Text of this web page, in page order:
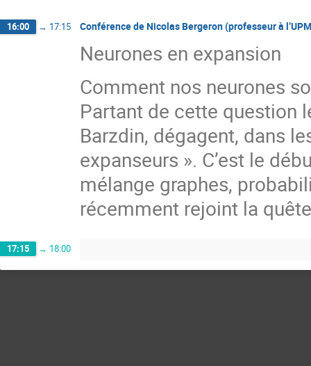
16:00 → 17:15 Conférence de Nicolas Bergeron (professeur à
Neurones en expansion
Comment nos neurones
Partant de cette question
Barzdin, dégagent, dans
expanseurs ». C’est le
mélange graphes,
récemment rejoint la
17:15 → 18:00